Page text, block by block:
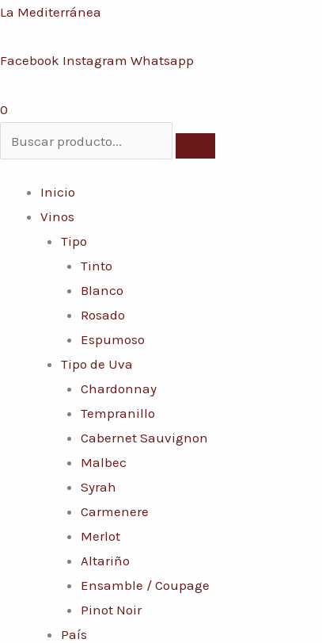
Ir
contenido
La Mediterránea
Facebook Instagram Whatsapp
0
Inicio
Vinos
Tipo
Tinto
Blanco
Rosado
Espumoso
Tipo de Uva
Chardonnay
Tempranillo
Cabernet Sauvignon
Malbec
Syrah
Carmenere
Merlot
Altariño
Ensamble / Coupage
Pinot Noir
País
Menú